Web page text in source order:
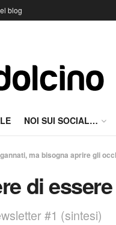
blog
NOI SUI SOCIAL…
ma bisogna aprire gli
di
#1 (sintesi)